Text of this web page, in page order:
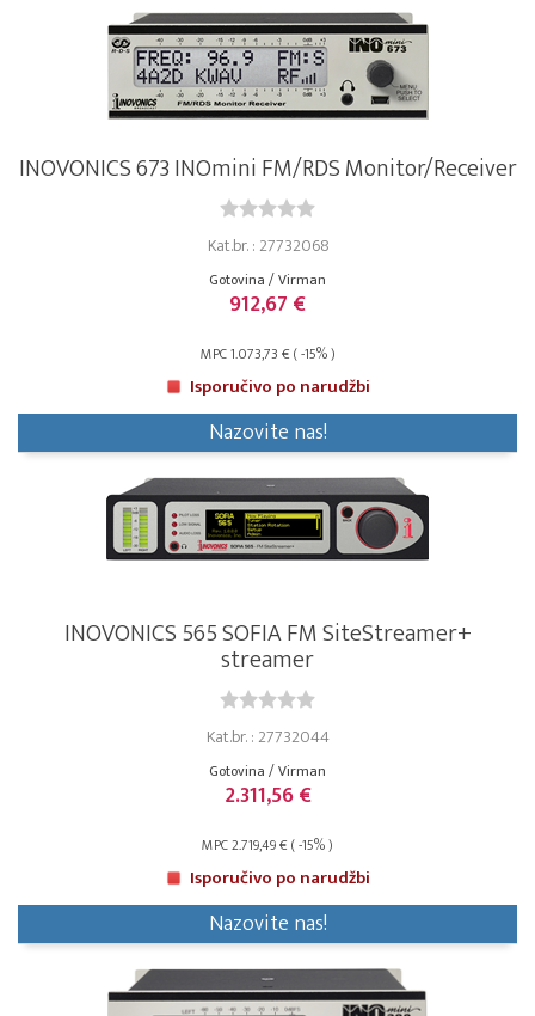
INOVONICS 673 INOmini FM/RDS Monitor/Receiver
Kat.br. : 27732068
Gotovina / Virman
912,67 €
MPC 1.073,73 € ( -15% )
Isporučivo po narudžbi
Nazovite nas!
INOVONICS 565 SOFIA FM SiteStreamer+
streamer
Kat.br. : 27732044
Gotovina / Virman
2.311,56 €
MPC 2.719,49 € ( -15% )
Isporučivo po narudžbi
Nazovite nas!